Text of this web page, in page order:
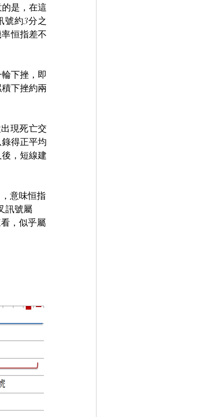
是，在這
號約3分之
恒指差不
下挫，即
下挫約兩
現死亡交
得正平均
，短線建
意味恒指
訊號屬
，似乎屬